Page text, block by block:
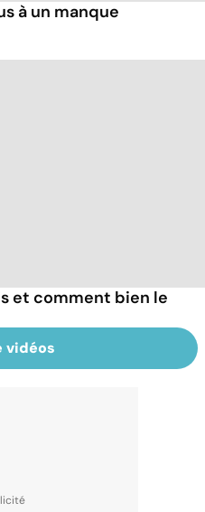
à un manque
et comment bien le
vidéos